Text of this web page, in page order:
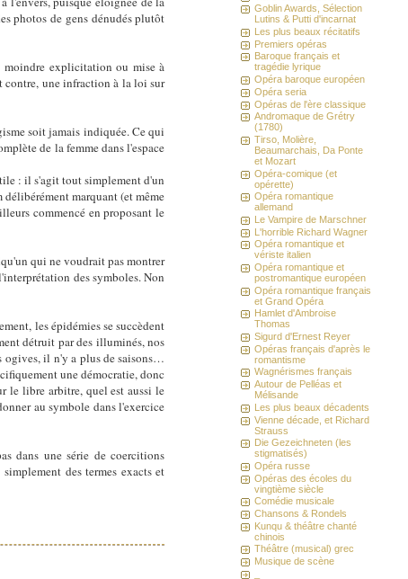
photos de gens dénudés plutôt
moindre explicitation ou mise à
contre, une infraction à la loi sur
soit jamais indiquée. Ce qui
de la femme dans l'espace
: il s'agit tout simplement d'un
marquant (et même
commencé en proposant le
qui ne voudrait pas montrer
des symboles. Non
les épidémies se succèdent
détruit par des illuminés, nos
ogives, il n'y a plus de saisons…
une démocratie, donc
le libre arbitre, quel est aussi le
au symbole dans l'exercice
dans une série de coercitions
des termes exacts et
Goblin Awards, Sélection
Lutins & Putti d'incarnat
Les plus beaux récitatifs
Premiers opéras
Baroque français et
tragédie lyrique
Opéra baroque européen
Opéra seria
Opéras de l'ère classique
Andromaque de Grétry
(1780)
Tirso, Molière,
Beaumarchais, Da Ponte
et Mozart
Opéra-comique (et
opérette)
Opéra romantique
allemand
Le Vampire de Marschner
L'horrible Richard Wagner
Opéra romantique et
vériste italien
Opéra romantique et
postromantique européen
Opéra romantique français
et Grand Opéra
Hamlet d'Ambroise
Thomas
Sigurd d'Ernest Reyer
Opéras français d'après le
romantisme
Wagnérismes français
Autour de Pelléas et
Mélisande
Les plus beaux décadents
Vienne décade, et Richard
Strauss
Die Gezeichneten (les
stigmatisés)
Opéra russe
Opéras des écoles du
vingtième siècle
Comédie musicale
Chansons & Rondels
Kunqu & théâtre chanté
chinois
Théâtre (musical) grec
Musique de scène